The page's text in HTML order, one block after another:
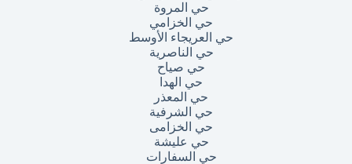
حي المروة
حي الخزامي
حي العريجاء الأوسط
حي الناصرية
حي صياح
حي الهدا
حي المعذر
حي الشرفية
حي الخزامى
حي عليشة
حي السفارات